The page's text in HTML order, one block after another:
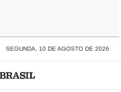
SEGUNDA, 10 DE AGOSTO DE 2026